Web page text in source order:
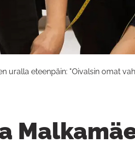
uralla eteenpäin: "Oivalsin omat